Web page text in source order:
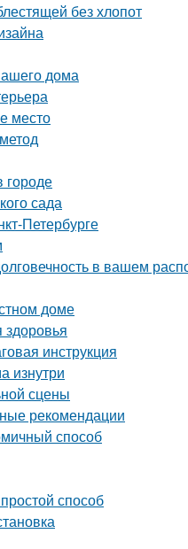
без хлопот
дома
место
городе
сада
Петербурге
в вашем
доме
здоровья
инструкция
изнутри
сцены
рекомендации
способ
способ